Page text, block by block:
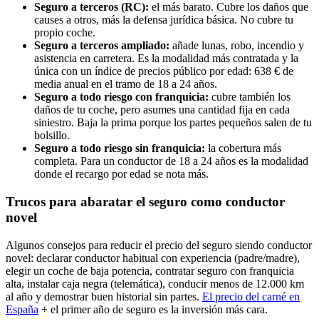
Seguro a terceros (RC): el más barato. Cubre los daños que
causes a otros, más la defensa jurídica básica. No cubre tu
propio coche.
Seguro a terceros ampliado: añade lunas, robo, incendio y
asistencia en carretera. Es la modalidad más contratada y la
única con un índice de precios público por edad: 638 € de
media anual en el tramo de 18 a 24 años.
Seguro a todo riesgo con franquicia: cubre también los
daños de tu coche, pero asumes una cantidad fija en cada
siniestro. Baja la prima porque los partes pequeños salen de tu
bolsillo.
Seguro a todo riesgo sin franquicia: la cobertura más
completa. Para un conductor de 18 a 24 años es la modalidad
donde el recargo por edad se nota más.
Trucos para abaratar el seguro como conductor
novel
Algunos consejos para reducir el precio del seguro siendo conductor
novel: declarar conductor habitual con experiencia (padre/madre),
elegir un coche de baja potencia, contratar seguro con franquicia
alta, instalar caja negra (telemática), conducir menos de 12.000 km
al año y demostrar buen historial sin partes. El precio del carné en
España + el primer año de seguro es la inversión más cara.